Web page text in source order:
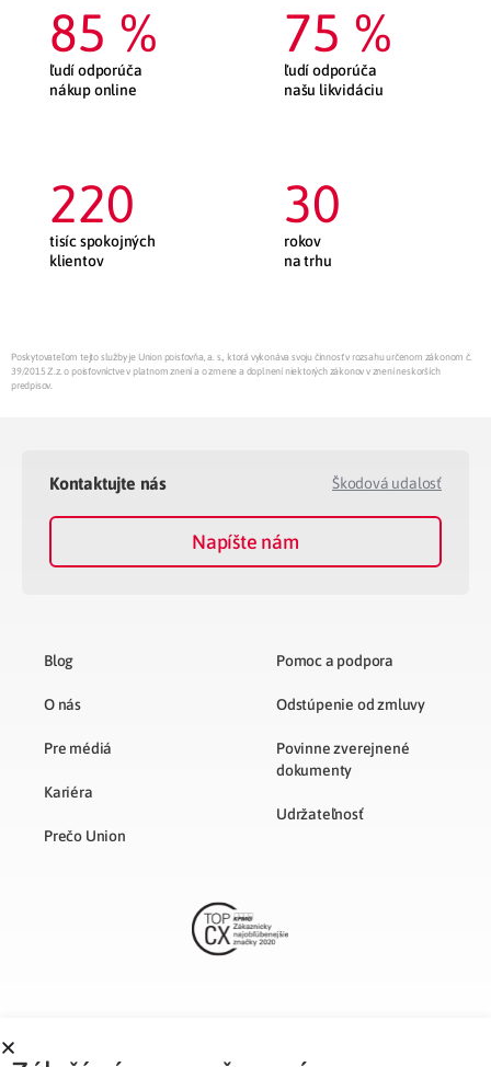
85 %
ľudí odporúča
nákup online
75 %
ľudí odporúča
našu likvidáciu
220
tisíc spokojných
klientov
30
rokov
na trhu
Poskytovateľom tejto služby je Union poisťovňa, a. s., ktorá vykonáva svoju činnosť v rozsahu určenom zákonom č.
39/2015 Z.z. o poisťovníctve v platnom znení a o zmene a doplnení niektorých zákonov v znení neskorších
predpisov.
Kontaktujte nás Škodová udalosť
Napíšte nám
Blog
O nás
Pre médiá
Kariéra
Prečo Union
Pomoc a podpora
Odstúpenie od zmluvy
Povinne zverejnené
dokumenty
Udržateľnosť